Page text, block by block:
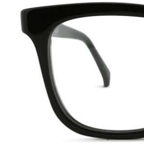
129 mm
Brillenbreite
42 mm
Glashöhe